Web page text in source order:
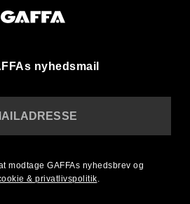
nyhedsmail
modtage GAFFAs nyhedsbrev og
& privatlivspolitik.